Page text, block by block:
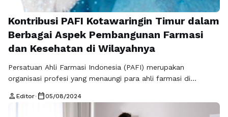
Kontribusi PAFI Kotawaringin Timur dalam
Berbagai Aspek Pembangunan Farmasi
dan Kesehatan di Wilayahnya
Persatuan Ahli Farmasi Indonesia (PAFI) merupakan
organisasi profesi yang menaungi para ahli farmasi di
memainkan peran penting dalam mengembangkan profesi
farmasi di Indonesia. Artikel ini akan membahas mengenai
person Editor• calendar_today05/08/2024